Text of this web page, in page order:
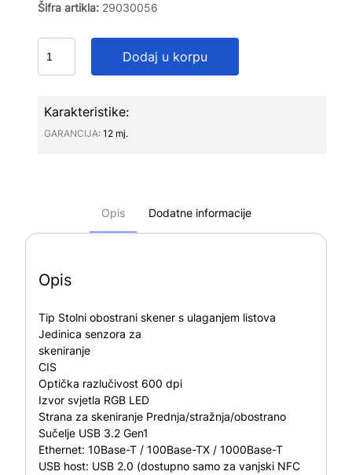
Šifra artikla: 29030056
Dodaj u korpu
Karakteristike:
GARANCIJA∶ 12 mj.
Opis Dodatne informacije
Opis
Tip Stolni obostrani skener s ulaganjem listova
Jedinica senzora za
skeniranje
CIS
Optička razlučivost 600 dpi
Izvor svjetla RGB LED
Strana za skeniranje Prednja/stražnja/obostrano
Sučelje USB 3.2 Gen1
Ethernet: 10Base-T / 100Base-TX / 1000Base-T
USB host: USB 2.0 (dostupno samo za vanjski NFC